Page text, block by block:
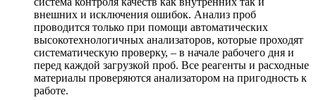
внешних и исключения ошибок. Анализ проб
проводится только при помощи автоматических
высокотехнологичных анализаторов, которые проходят
систематическую проверку, – в начале рабочего дня и
перед каждой загрузкой проб. Все реагенты и расходные
материалы проверяются анализатором на пригодность к
работе.